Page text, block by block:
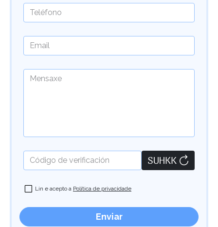
Teléfono
Email
Mensaxe
Código de verificación
Lin e acepto a Política de privacidade